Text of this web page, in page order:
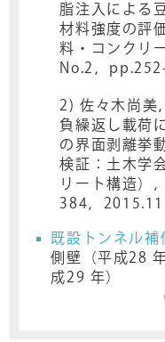
脂注入による
材料強度の評
料・コンクリ
No.2，
2) 佐々木尚美
負繰返し載荷
の界面剥離挙
検証：土木学
リート構造）
384，2015.11
既設トンネル補
側壁（平成28
成29 年）